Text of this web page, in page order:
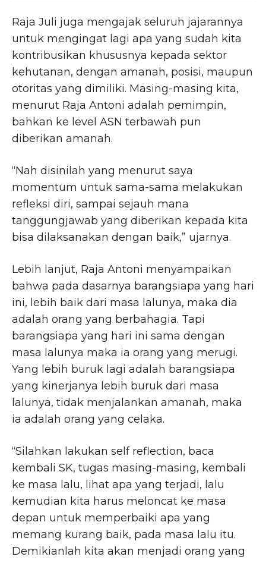
Raja Juli juga mengajak seluruh jajarannya
untuk mengingat lagi apa yang sudah kita
kontribusikan khususnya kepada sektor
kehutanan, dengan amanah, posisi, maupun
otoritas yang dimiliki. Masing-masing kita,
menurut Raja Antoni adalah pemimpin,
bahkan ke level ASN terbawah pun
diberikan amanah.
“Nah disinilah yang menurut saya
momentum untuk sama-sama melakukan
refleksi diri, sampai sejauh mana
tanggungjawab yang diberikan kepada kita
bisa dilaksanakan dengan baik,” ujarnya.
Lebih lanjut, Raja Antoni menyampaikan
bahwa pada dasarnya barangsiapa yang hari
ini, lebih baik dari masa lalunya, maka dia
adalah orang yang berbahagia. Tapi
barangsiapa yang hari ini sama dengan
masa lalunya maka ia orang yang merugi.
Yang lebih buruk lagi adalah barangsiapa
yang kinerjanya lebih buruk dari masa
lalunya, tidak menjalankan amanah, maka
ia adalah orang yang celaka.
“Silahkan lakukan self reflection, baca
kembali SK, tugas masing-masing, kembali
ke masa lalu, lihat apa yang terjadi, lalu
kemudian kita harus meloncat ke masa
depan untuk memperbaiki apa yang
memang kurang baik, pada masa lalu itu.
Demikianlah kita akan menjadi orang yang